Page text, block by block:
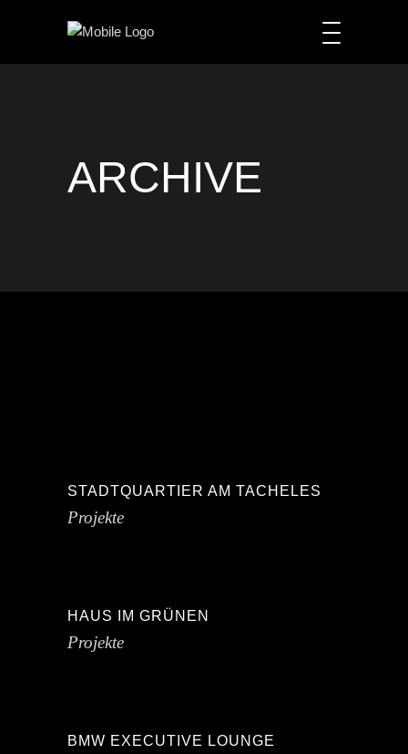
ARCHIVE
STADTQUARTIER AM TACHELES
Projekte
HAUS IM GRÜNEN
Projekte
BMW EXECUTIVE LOUNGE